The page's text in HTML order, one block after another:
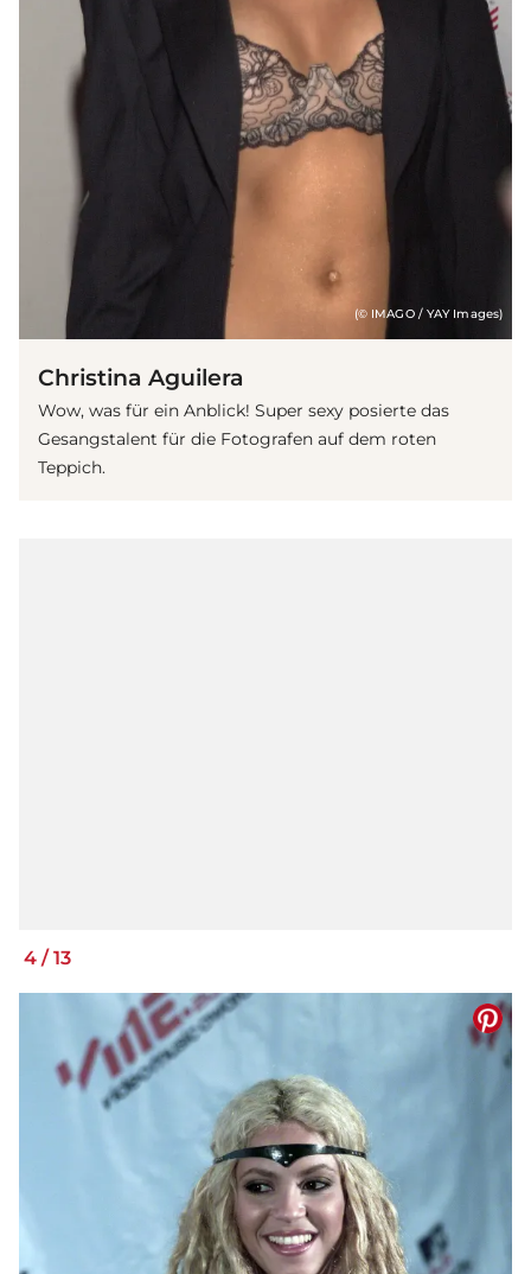
(© IMAGO / YAY Images)
Christina Aguilera
Wow, was für ein Anblick! Super sexy posierte das
Gesangstalent für die Fotografen auf dem roten
Teppich.
4 /13